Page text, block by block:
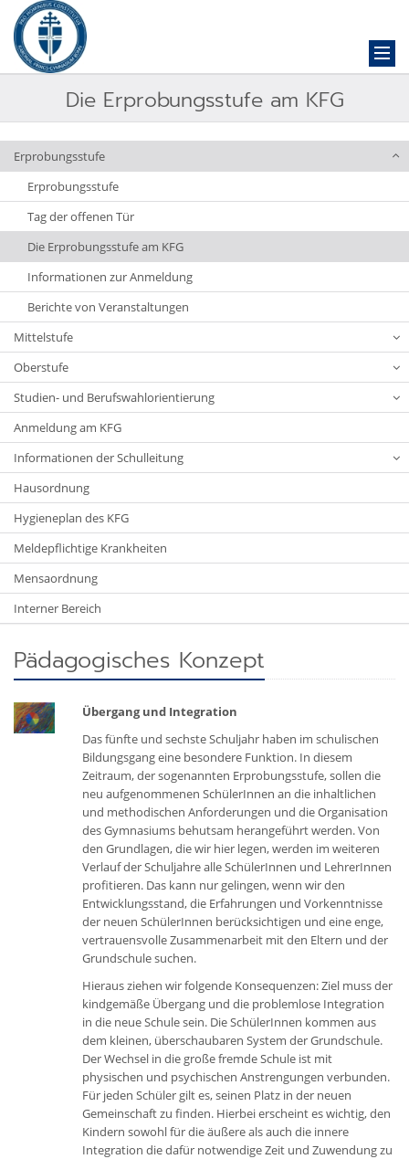
Die Erprobungsstufe am KFG
Erprobungsstufe
Erprobungsstufe
Tag der offenen Tür
Die Erprobungsstufe am KFG
Informationen zur Anmeldung
Berichte von Veranstaltungen
Mittelstufe
Oberstufe
Studien- und Berufswahlorientierung
Anmeldung am KFG
Informationen der Schulleitung
Hausordnung
Hygieneplan des KFG
Meldepflichtige Krankheiten
Mensaordnung
Interner Bereich
Pädagogisches Konzept
Übergang und Integration
Das fünfte und sechste Schuljahr haben im schulischen
Bildungsgang eine besondere Funktion. In diesem
Zeitraum, der sogenannten Erprobungsstufe, sollen die
neu aufgenommenen SchülerInnen an die inhaltlichen
und methodischen Anforderungen und die Organisation
des Gymnasiums behutsam herangeführt werden. Von
den Grundlagen, die wir hier legen, werden im weiteren
Verlauf der Schuljahre alle SchülerInnen und LehrerInnen
profitieren. Das kann nur gelingen, wenn wir den
Entwicklungsstand, die Erfahrungen und Vorkenntnisse
der neuen SchülerInnen berücksichtigen und eine enge,
vertrauensvolle Zusammenarbeit mit den Eltern und der
Grundschule suchen.
Hieraus ziehen wir folgende Konsequenzen: Ziel muss der
kindgemäße Übergang und die problemlose Integration
in die neue Schule sein. Die SchülerInnen kommen aus
dem kleinen, überschaubaren System der Grundschule.
Der Wechsel in die große fremde Schule ist mit
physischen und psychischen Anstrengungen verbunden.
Für jeden Schüler gilt es, seinen Platz in der neuen
Gemeinschaft zu finden. Hierbei erscheint es wichtig, den
Kindern sowohl für die äußere als auch die innere
Integration die dafür notwendige Zeit und Zuwendung zu